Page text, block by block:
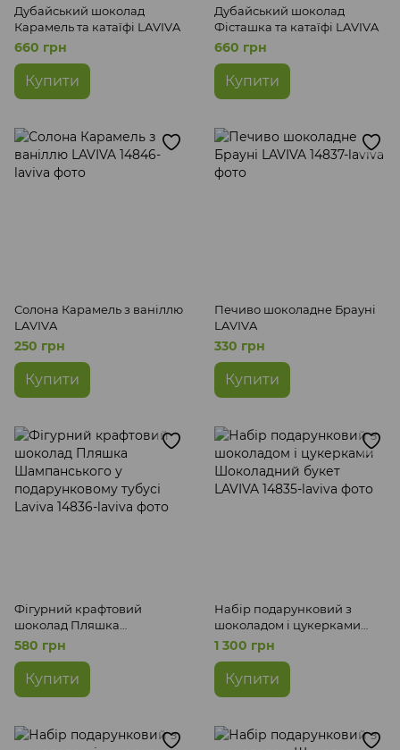
Дубайський шоколад
Карамель та катаїфі LAVIVA
660 грн
Купити
Дубайський шоколад
Фісташка та катаїфі LAVIVA
660 грн
Купити
Солона Карамель з ваніллю
LAVIVA
250 грн
Купити
Печиво шоколадне Брауні
LAVIVA
330 грн
Купити
Фігурний крафтовий
шоколад Пляшка
Шампанського у
подарунковому тубусі
Laviva
580 грн
Купити
Набір подарунковий з
шоколадом і цукерками
Шоколадний букет LAVIVA
1 300 грн
Купити